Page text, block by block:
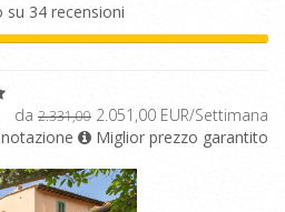
su 34 recensioni
da 2.331,00 2.051,00 EUR/Settimana
Miglior prezzo garantito